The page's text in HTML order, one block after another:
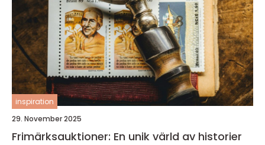
inspiration
29. November 2025
Frimärksauktioner: En unik värld av historier